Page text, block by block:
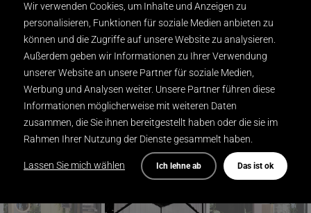
Ippolito Fleitz Group
FOTOGRAFIE Gunnar Mitzner
Wir verwenden Cookies, um Inhalte und Anzeigen zu
personalisieren, Funktionen für soziale Medien anbieten zu
können und die Zugriffe auf unsere Website zu analysieren.
Außerdem geben wir Informationen zu Ihrer Verwendung
unserer Website an unsere Partner für soziale Medien,
Werbung und Analysen weiter. Unsere Partner führen diese
Informationen möglicherweise mit weiteren Daten
zusammen, die Sie ihnen bereitgestellt haben oder die sie im
Rahmen Ihrer Nutzung der Dienste gesammelt haben.
Lassen Sie mich wählen Ich lehne ab Das ist ok